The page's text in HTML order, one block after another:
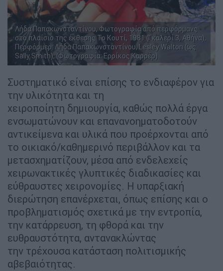
Λήδα Παπακωνσταντίνου, Φωτογραφία από περφόρμανς
στο πλαίσιο της έκθεσης Το Κουτί, 1981 (Γκαλερί 3, Αθήνα),
Περφόρμερ: Λήδα Παπακωνσταντίνου, Lesley Walton (ως
Sally Smith), (Φωτογραφία: Ερρίκος Καρρέρ)
Συστηματικό είναι επίσης το ενδιαφέρον για
την υλικότητα και τη
χειροποίητη δημιουργία, καθώς πολλά έργα
ενσωματώνουν και επανανοηματοδοτούν
αντικείμενα και υλικά που προέρχονται από
το οικιακό/καθημερινό περιβάλλον και τα
μετασχηματίζουν, μέσα από ενδελεχείς
χειρωνακτικές γλυπτικές διαδικασίες και
εύθραυστες χειρονομίες. Η υπαρξιακή
διερώτηση επανέρχεται, όπως επίσης και ο
προβληματισμός σχετικά με την εντροπία,
την κατάρρευση, τη φθορά και την
ευθραυστότητα, αντανακλώντας
την τρέχουσα κατάσταση πολιτισμικής
αβεβαιότητας.